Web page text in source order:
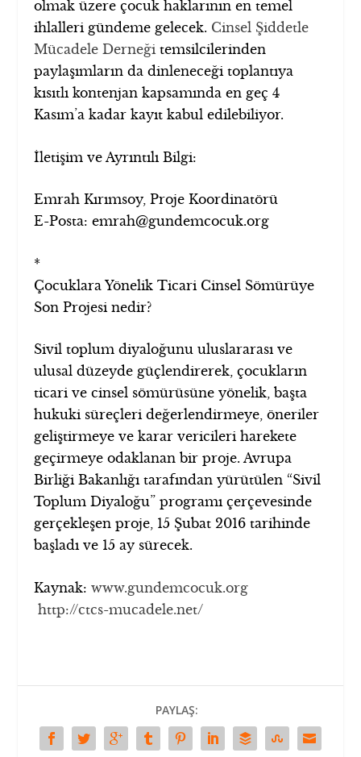
olmak üzere çocuk haklarının en temel
ihlalleri gündeme gelecek. Cinsel Şiddetle
Mücadele Derneğitemsilcilerinden
paylaşımların da dinleneceği toplantıya
kısıtlı kontenjan kapsamında en geç 4
Kasım’a kadar kayıt kabul edilebiliyor.
İletişim ve Ayrıntılı Bilgi:
Emrah Kırımsoy, Proje Koordinatörü
E-Posta: emrah@gundemcocuk.org
*
Çocuklara Yönelik Ticari Cinsel Sömürüye
Son Projesi nedir?
Sivil toplum diyaloğunu uluslararası ve
ulusal düzeyde güçlendirerek, çocukların
ticari ve cinsel sömürüsüne yönelik, başta
hukuki süreçleri değerlendirmeye, öneriler
geliştirmeye ve karar vericileri harekete
geçirmeye odaklanan bir proje. Avrupa
Birliği Bakanlığı tarafından yürütülen “Sivil
Toplum Diyaloğu” programı çerçevesinde
gerçekleşen proje, 15 Şubat 2016 tarihinde
başladı ve 15 ay sürecek.
Kaynak:www.gundemcocuk.org
http://ctcs-mucadele.net/
PAYLAŞ: